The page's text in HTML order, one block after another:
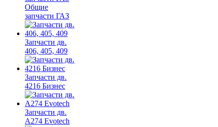
Общие
запчасти ГАЗ
Запчасти дв.
406, 405, 409
Запчасти дв.
4216 Бизнес
Запчасти дв.
A274 Evotech